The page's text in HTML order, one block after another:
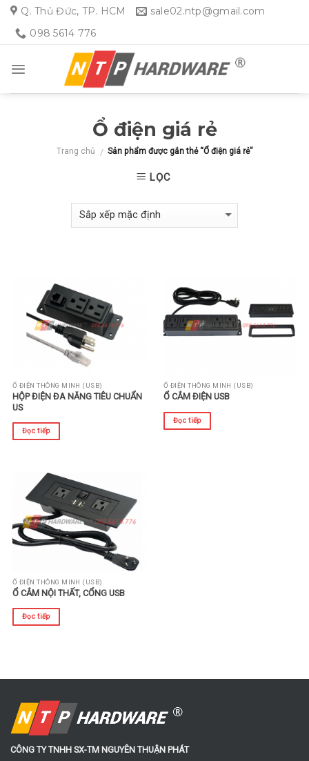
Skip
content
Q. Thủ Đức, TP. HCM
sale02.ntp@gmail.com
098 5614 776
Ổ điện giá rẻ
Trang chủ / Sản phẩm được gắn thẻ “Ổ điện giá rẻ”
LỌC
Ổ ĐIỆN THÔNG MINH (USB)
HỘP ĐIỆN ĐA NĂNG TIÊU CHUẨN
US
Đọc tiếp
Ổ ĐIỆN THÔNG MINH (USB)
Ổ CẮM ĐIỆN USB
Đọc tiếp
Ổ ĐIỆN THÔNG MINH (USB)
Ổ CẮM NỘI THẤT, CỔNG USB
Đọc tiếp
CÔNG TY TNHH SX-TM NGUYÊN THUẬN PHÁT